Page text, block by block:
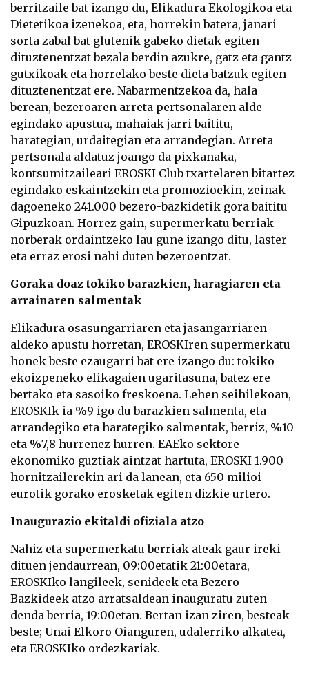
berritzaile bat izango du, Elikadura Ekologikoa eta
Dietetikoa izenekoa, eta, horrekin batera, janari
sorta zabal bat glutenik gabeko dietak egiten
dituztenentzat bezala berdin azukre, gatz eta gantz
gutxikoak eta horrelako beste dieta batzuk egiten
dituztenentzat ere. Nabarmentzekoa da, hala
berean, bezeroaren arreta pertsonalaren alde
egindako apustua, mahaiak jarri baititu,
harategian, urdaitegian eta arrandegian. Arreta
pertsonala aldatuz joango da pixkanaka,
kontsumitzaileari EROSKI Club txartelaren bitartez
egindako eskaintzekin eta promozioekin, zeinak
dagoeneko 241.000 bezero-bazkidetik gora baititu
Gipuzkoan. Horrez gain, supermerkatu berriak
norberak ordaintzeko lau gune izango ditu, laster
eta erraz erosi nahi duten bezeroentzat.
Goraka doaz tokiko barazkien, haragiaren eta
arrainaren salmentak
Elikadura osasungarriaren eta jasangarriaren
aldeko apustu horretan, EROSKIren supermerkatu
honek beste ezaugarri bat ere izango du: tokiko
ekoizpeneko elikagaien ugaritasuna, batez ere
bertako eta sasoiko freskoena. Lehen seihilekoan,
EROSKIk ia %9 igo du barazkien salmenta, eta
arrandegiko eta harategiko salmentak, berriz, %10
eta %7,8 hurrenez hurren. EAEko sektore
ekonomiko guztiak aintzat hartuta, EROSKI 1.900
hornitzailerekin ari da lanean, eta 650 milioi
eurotik gorako erosketak egiten dizkie urtero.
Inaugurazio ekitaldi ofiziala atzo
Nahiz eta supermerkatu berriak ateak gaur ireki
dituen jendaurrean, 09:00etatik 21:00etara,
EROSKIko langileek, senideek eta Bezero
Bazkideek atzo arratsaldean inauguratu zuten
denda berria, 19:00etan. Bertan izan ziren, besteak
beste; Unai Elkoro Oianguren, udalerriko alkatea,
eta EROSKIko ordezkariak.